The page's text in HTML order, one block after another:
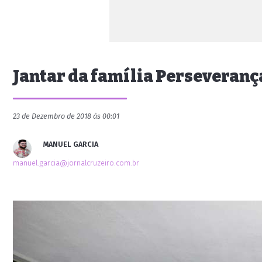
Jantar da família
23 de Dezembro de 2018 às 00:01
MANUEL GARCIA
manuel.garcia@jornalcruzeiro.com.br